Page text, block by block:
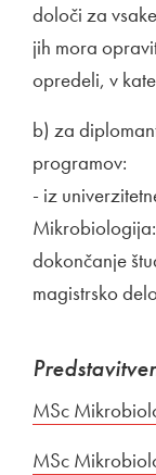
določi za
jih mora
opredeli, v
b) za
programov:
- iz
dokončanje
magistrsko
Povezava na
MSc
Povezava na
MSc